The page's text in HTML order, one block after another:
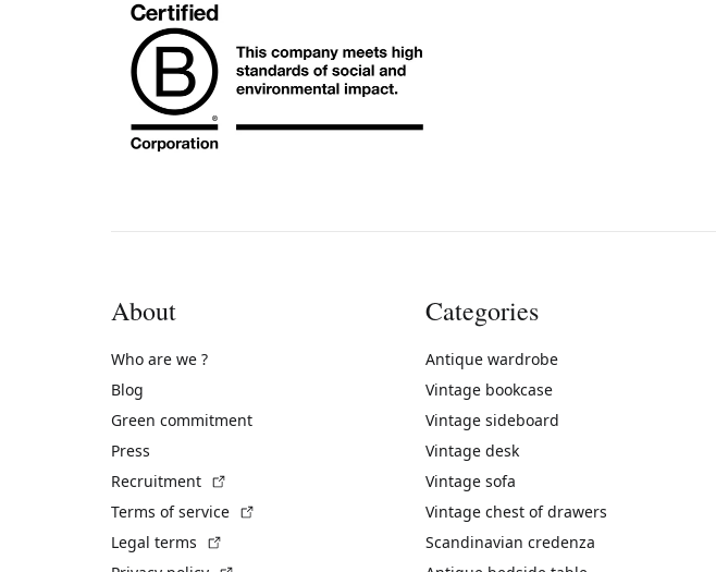
About
Who are we ?
Blog
Green commitment
Press
Recruitment
Terms of service
Legal terms
Categories
Antique wardrobe
Vintage bookcase
Vintage sideboard
Vintage desk
Vintage sofa
Vintage chest of drawers
Scandinavian credenza